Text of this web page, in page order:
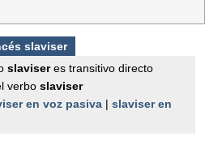
slaviser
slaviseres transitivo directo
verbo slaviser
en voz pasiva | slaviser en